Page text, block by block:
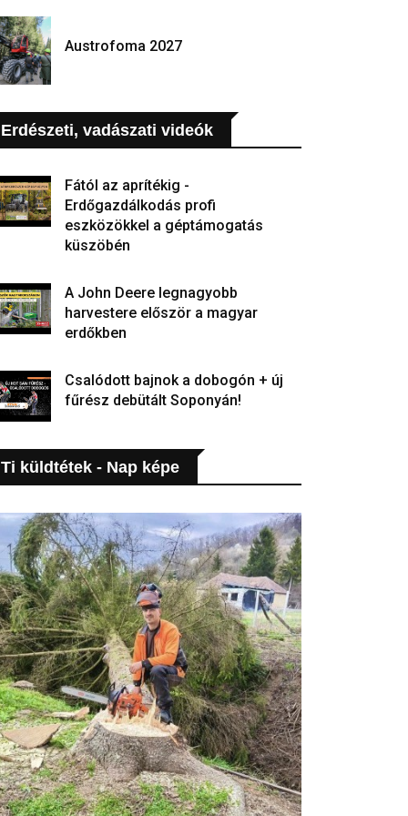
Austrofoma 2027
Erdészeti, vadászati videók
Fától az aprítékig -
Erdőgazdálkodás profi
eszközökkel a géptámogatás
küszöbén
A John Deere legnagyobb
harvestere először a magyar
erdőkben
Csalódott bajnok a dobogón + új
fűrész debütált Soponyán!
Ti küldtétek - Nap képe